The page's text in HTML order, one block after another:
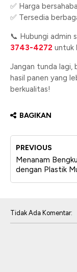
✅ Harga
✅ Tersedia
📞 Hubungi admin
3743-4272 untuk
Jangan tunda lagi,
hasil panen yang
berkualitas!
BAGIKAN
PREVIOUS
Menanam
dengan Plastik
Tidak Ada Komentar: